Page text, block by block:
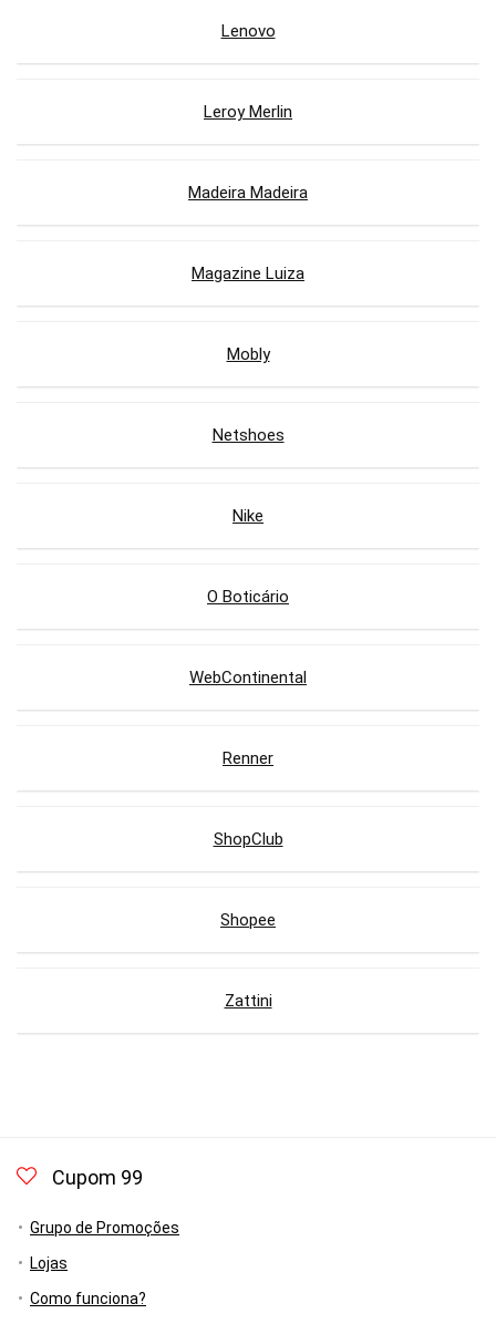
Lenovo
Leroy Merlin
Madeira Madeira
Magazine Luiza
Mobly
Netshoes
Nike
O Boticário
WebContinental
Renner
ShopClub
Shopee
Zattini
Cupom 99
Grupo de Promoções
Lojas
Como funciona?